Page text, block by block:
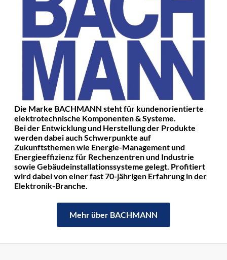
Die Marke BACHMANN steht für kundenorientierte
elektrotechnische Komponenten & Systeme.
Bei der Entwicklung und Herstellung der Produkte
werden dabei auch Schwerpunkte auf
Zukunftsthemen wie Energie-Management und
Energieeffizienz für Rechenzentren und Industrie
sowie Gebäudeinstallationssysteme gelegt. Profitiert
wird dabei von einer fast 70-jährigen Erfahrung in der
Elektronik-Branche.
Mehr über BACHMANN